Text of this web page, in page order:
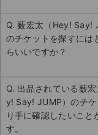
Q. 薮宏太（Hey! Say!
のチケットを探すには
らいいですか？
Q. 出品されている薮
y! Say! JUMP）のチケ
り手に確認したいこと
す。